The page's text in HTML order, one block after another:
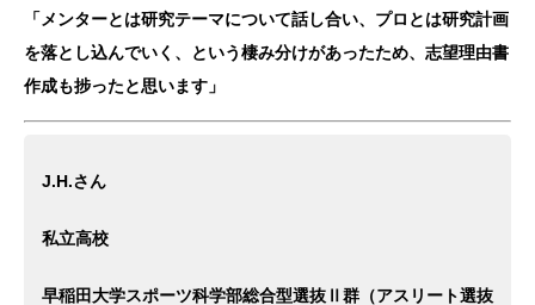
「メンターとは研究テーマについて話し合い、プロとは研究計画
を落とし込んでいく、という棲み分けがあったため、志望理由書
作成も捗ったと思います」
J.H.さん
私立高校
早稲田大学スポーツ科学部総合型選抜Ⅱ群（アスリート選抜